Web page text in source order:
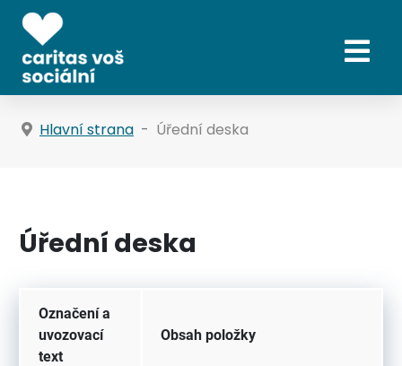
Hlavní strana Úřední deska
Úřední deska
Označení a
uvozovací
text
Obsah položky